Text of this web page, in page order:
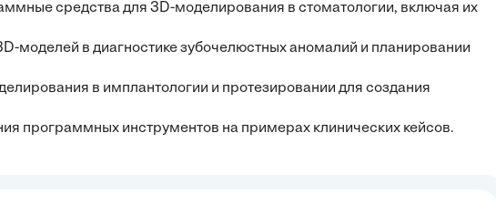
средства для 3D-моделирования в стоматологии, включая их
моделей в диагностике зубочелюстных аномалий и планировании
в имплантологии и протезировании для создания
программных инструментов на примерах клинических кейсов.